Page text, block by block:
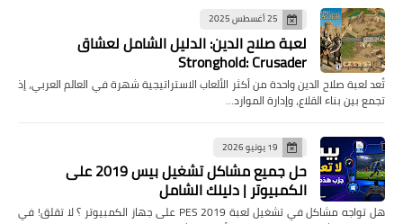
25 أغسطس 2025
لعبة صلاح الدين: الدليل الشامل لعشاق
Stronghold: Crusader
تُعد لعبة صلاح الدين واحدة من أكثر الألعاب الاستراتيجية شهرة في العالم العربي، إذ
تجمع بين بناء القلاع، وإدارة الموارد…
19 يونيو 2026
حل جميع مشاكل تشغيل بيس 2019 على
الكمبيوتر | دليلك الشامل
هل تواجه مشاكل في تشغيل لعبة PES 2019 على جهاز الكمبيوتر ؟ لا تقلق! في